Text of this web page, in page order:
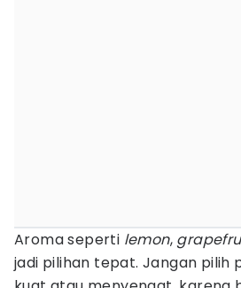
Aroma seperti lemon,
jadi pilihan tepat. Jangan pilih